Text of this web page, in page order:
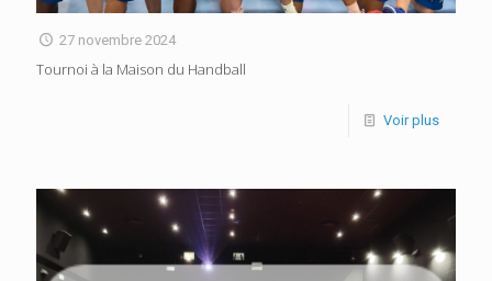
27 novembre 2024
Tournoi à la Maison du Handball
Voir plus